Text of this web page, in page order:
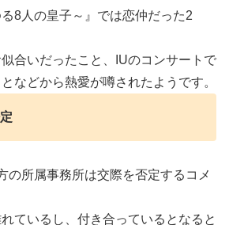
8人の皇子～』では恋仲だった2
合いだったこと、IUのコンサートで
などから熱愛が噂されたようです。
の所属事務所は交際を否定するコメ
ているし、付き合っているとなると